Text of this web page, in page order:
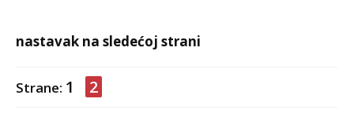
nastavak na sledećoj strani
Strane: 1 2